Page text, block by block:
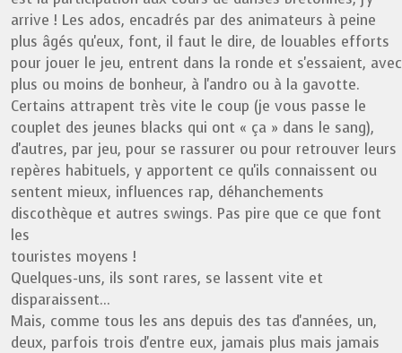
arrive ! Les ados, encadrés par des animateurs à peine
plus âgés qu'eux, font, il faut le dire, de louables efforts
pour jouer le jeu, entrent dans la ronde et s'essaient, avec
plus ou moins de bonheur, à l'andro ou à la gavotte.
Certains attrapent très vite le coup (je vous passe le
couplet des jeunes blacks qui ont « ça » dans le sang),
d'autres, par jeu, pour se rassurer ou pour retrouver leurs
repères habituels, y apportent ce qu'ils connaissent ou
sentent mieux, influences rap, déhanchements
discothèque et autres swings. Pas pire que ce que font
les
touristes moyens !
Quelques-uns, ils sont rares, se lassent vite et
disparaissent...
Mais, comme tous les ans depuis des tas d'années, un,
deux, parfois trois d'entre eux, jamais plus mais jamais